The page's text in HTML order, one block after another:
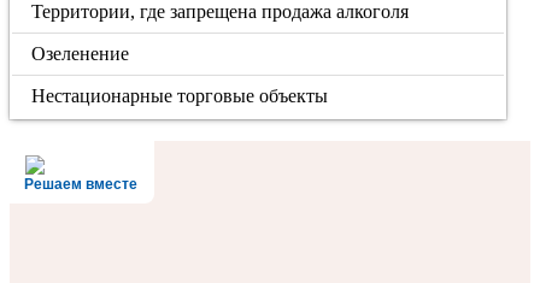
Территории, где запрещена продажа алкоголя
Озеленение
Нестационарные торговые объекты
Решаем вместе